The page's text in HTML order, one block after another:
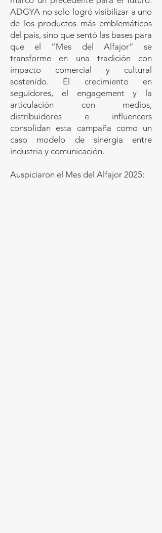
ADGYA no solo logró visibilizar a uno
de los productos más emblemáticos
del país, sino que sentó las bases para
que el “Mes del Alfajor” se
transforme en una tradición con
impacto comercial y cultural
sostenido. El crecimiento en
seguidores, el engagement y la
articulación con medios,
distribuidores e influencers
consolidan esta campaña como un
caso modelo de sinergia entre
industria y comunicación.
Auspiciaron el Mes del Alfajor 2025: